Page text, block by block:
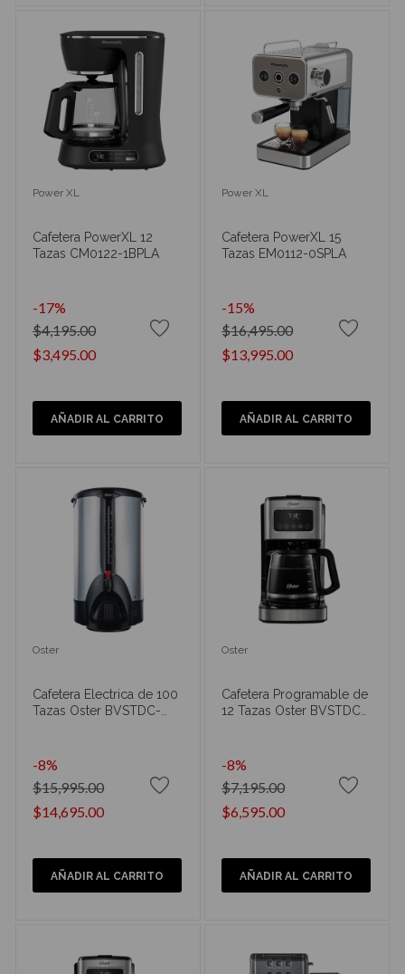
Power XL
Cafetera PowerXL 12
Tazas CM0122-1BPLA
$3,495.00
$4,195.00
-17%
AÑADIR AL CARRITO
Power XL
Cafetera PowerXL 15
Tazas EM0112-0SPLA
$13,995.00
$16,495.00
-15%
AÑADIR AL CARRITO
Oster
Cafetera Electrica de 100
Tazas Oster BVSTDC-
$14,695.00
$15,995.00
-8%
AÑADIR AL CARRITO
Oster
Cafetera Programable de
12 Tazas Oster BVSTDC-
$6,595.00
$7,195.00
-8%
AÑADIR AL CARRITO